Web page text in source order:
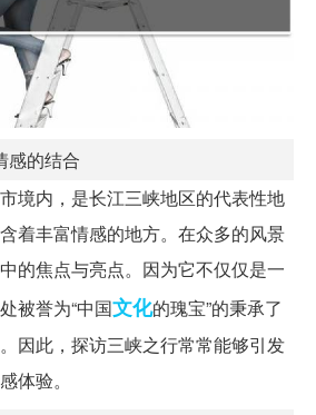
的结合
境内，是长江三峡地区的代表性地
着丰富情感的地方。在众多的风景
的焦点与亮点。因为它不仅仅是一
被誉为“中国文化的瑰宝”的秉承了
因此，探访三峡之行常常能够引发
体验。